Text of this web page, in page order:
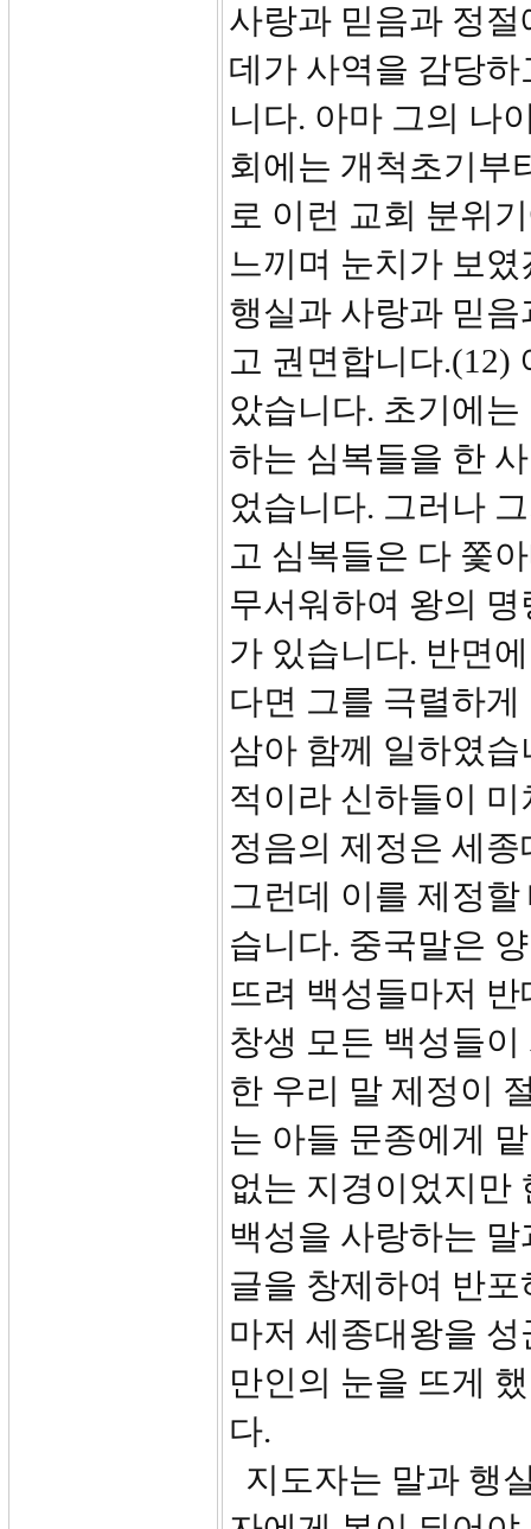
사랑과 믿음과 정
데가 사역을 감당
니다. 아마 그의 나
회에는 개척초기부
로 이런 교회 분위
느끼며 눈치가 보
행실과 사랑과 믿
고 권면합니다.(12)
았습니다. 초기에
하는 심복들을 한
었습니다. 그러나
고 심복들은 다 쫓
무서워하여 왕의
가 있습니다. 반면
다면 그를 극렬하
삼아 함께 일하였
적이라 신하들이
정음의 제정은 세
그런데 이를 제정
습니다. 중국말은
뜨려 백성들마저
창생 모든 백성들
한 우리 말 제정이
는 아들 문종에게
없는 지경이었지만
백성을 사랑하는
글을 창제하여 반
마저 세종대왕을
만인의 눈을 뜨게
다.
지도자는 말과 행